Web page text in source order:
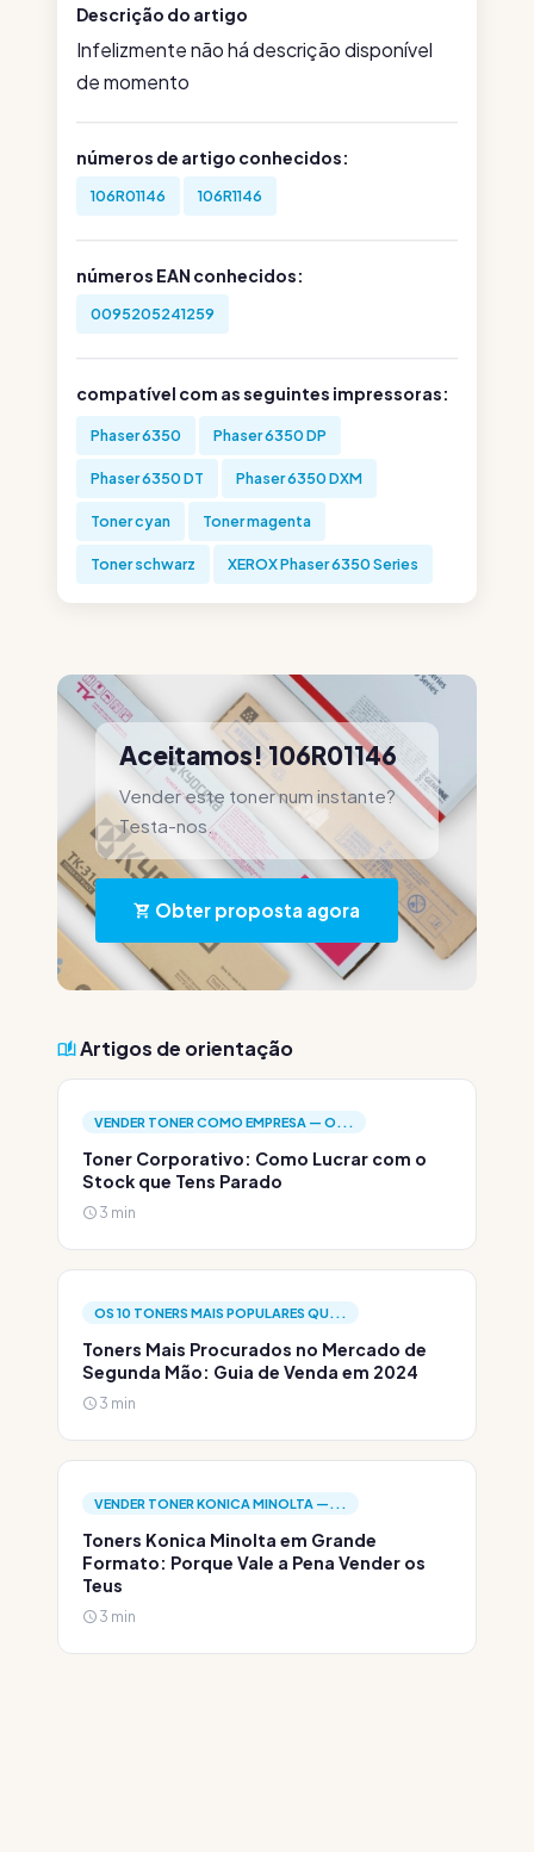
Descrição do artigo
Infelizmente não há descrição disponível
de momento
números de artigo conhecidos:
106R01146 106R1146
números EAN conhecidos:
0095205241259
compatível com as seguintes impressoras:
Phaser 6350 Phaser 6350 DP
Phaser 6350 DT Phaser 6350 DXM
Toner cyan Toner magenta
Toner schwarz XEROX Phaser 6350 Series
Aceitamos! 106R01146
Vender este toner num instante?
Testa-nos.
Obter proposta agora
Artigos de orientação
VENDER TONER COMO EMPRESA — O...
Toner Corporativo: Como Lucrar com o
Stock que Tens Parado
3 min
OS 10 TONERS MAIS POPULARES QU...
Toners Mais Procurados no Mercado de
Segunda Mão: Guia de Venda em 2024
3 min
VENDER TONER KONICA MINOLTA —...
Toners Konica Minolta em Grande
Formato: Porque Vale a Pena Vender os
Teus
3 min